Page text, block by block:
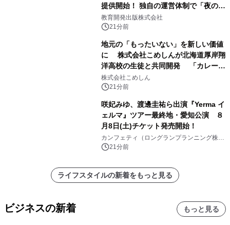
提供開始！ 独自の運営体制で「夜の予
約取れない問題」を解決
教育開発出版株式会社
21分前
地元の「もったいない」を新しい価値
に 株式会社こめしんが北海道厚岸翔
洋高校の生徒と共同開発 「カレー＆
いかくんおむすび」発売
株式会社こめしん
21分前
咲妃みゆ、渡邊圭祐ら出演『Yerma イ
ェルマ』ツアー最終地・愛知公演 ８
月8日(土)チケット発売開始！
カンフェティ（ロングランプランニング株式
会社）
21分前
ライフスタイルの新着をもっと見る
ビジネスの新着 もっと見る